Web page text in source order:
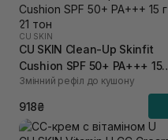
CU SKIN
CU SKIN Clean-Up Skinfit
Cushion SPF 50+ PA+++ 15 г
21 тон
Змінний рефіл до кушону
918₴